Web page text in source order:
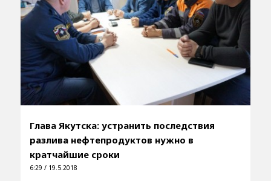
Глава Якутска: устранить последствия
разлива нефтепродуктов нужно в
кратчайшие сроки
6:29 / 19.5.2018